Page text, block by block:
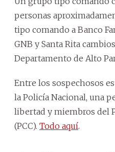
personas
tipo comando a Banco
GNB y Santa Rita
Departamento de Alto
Entre los sospechosos
la Policía Nacional, una
libertad y miembros del
(PCC). Todo aquí.